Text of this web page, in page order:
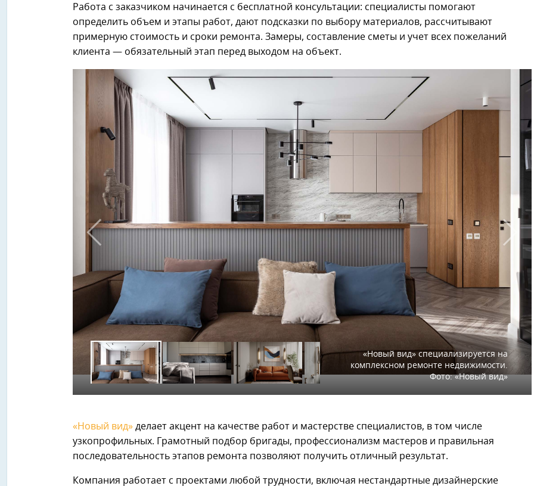
Работа с заказчиком начинается с бесплатной консультации: специалисты помогают
определить объем и этапы работ, дают подсказки по выбору материалов, рассчитывают
примерную стоимость и сроки ремонта. Замеры, составление сметы и учет всех пожеланий
клиента — обязательный этап перед выходом на объект.
«Новый вид» специализируется на
комплексном ремонте недвижимости.
Фото: «Новый вид»
Next
«Новый вид» делает акцент на качестве работ и мастерстве специалистов, в том числе
узкопрофильных. Грамотный подбор бригады, профессионализм мастеров и правильная
последовательность этапов ремонта позволяют получить отличный результат.
Компания работает с проектами любой трудности, включая нестандартные дизайнерские